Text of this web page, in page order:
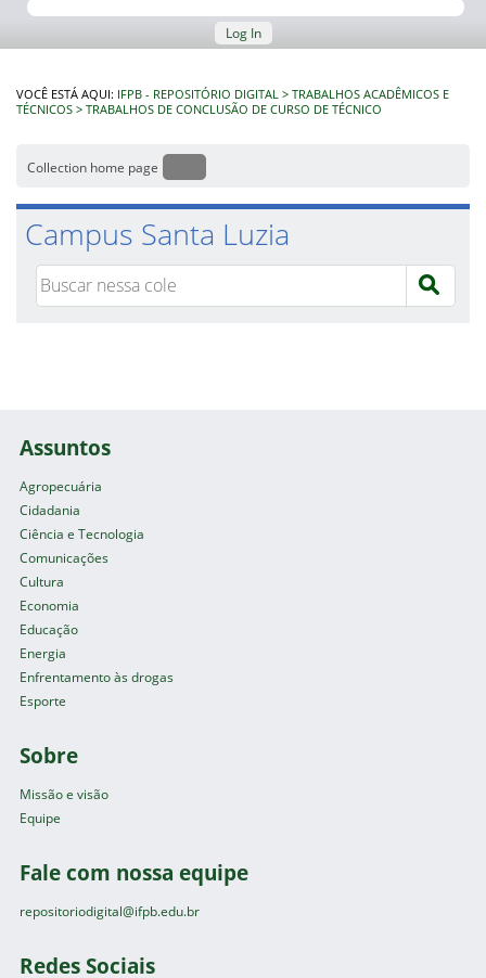
Log In
VOCÊ ESTÁ AQUI: IFPB - REPOSITÓRIO DIGITAL
TRABALHOS ACADÊMICOS E
TÉCNICOS
TRABALHOS DE CONCLUSÃO DE CURSO DE TÉCNICO
Collection home page
Campus Santa Luzia
Assuntos
Agropecuária
Cidadania
Ciência e Tecnologia
Comunicações
Cultura
Economia
Educação
Energia
Enfrentamento às drogas
Esporte
Sobre
Missão e visão
Equipe
Fale com nossa equipe
repositoriodigital@ifpb.edu.br
Redes Sociais